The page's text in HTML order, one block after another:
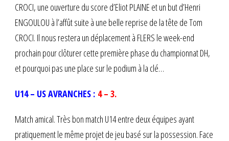
CROCI, une ouverture du score d’Eliot PLAINE et un but d’Henri
ENGOULOU à l’affût suite à une belle reprise de la tête de Tom
CROCI. Il nous restera un déplacement à FLERS le week-end
prochain pour clôturer cette première phase du championnat DH,
et pourquoi pas une place sur le podium à la clé…
U14 – US AVRANCHES : 4 – 3.
Match amical. Très bon match U14 entre deux équipes ayant
pratiquement le même projet de jeu basé sur la possession. Face